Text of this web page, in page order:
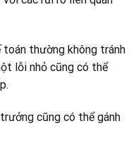
toán thường không tránh
lỗi nhỏ cũng có thể
cũng có thể gánh